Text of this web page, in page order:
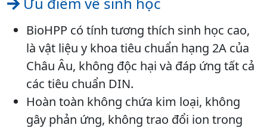
BioHPP có tính tương thích sinh học cao,
là vật liệu y khoa tiêu chuẩn hạng 2A của
Châu Âu, không độc hại và đáp ứng tất cả
các tiêu chuẩn DIN.
Hoàn toàn không chứa kim loại, không
gây phản ứng, không trao đổi ion trong